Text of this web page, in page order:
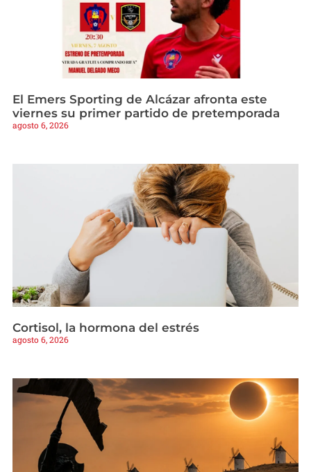
El Emers Sporting de Alcázar afronta este
viernes su primer partido de pretemporada
agosto 6, 2026
Cortisol, la hormona del estrés
agosto 6, 2026